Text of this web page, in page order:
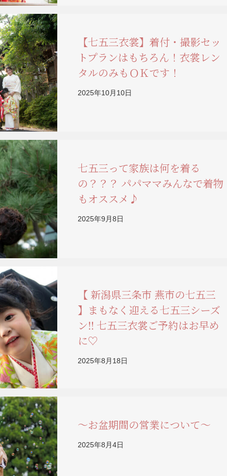
【七五三衣裳】着付・撮影セッ
トプランはもちろん！衣裳レン
タルのみもＯＫです！
2025年10月10日
七五三って家族は何を着る
の？？？ パパママみんなで着物
もオススメ♪
2025年9月8日
【 新潟県三条市 燕市の七五三
】まもなく迎える七五三シーズ
ン‼ 七五三衣裳ご予約はお早め
に♡
2025年8月18日
～お盆期間の営業について～
2025年8月4日